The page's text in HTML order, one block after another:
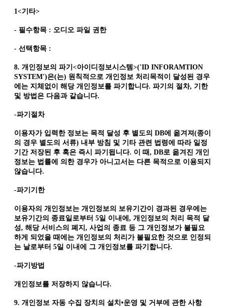
1<기타>
- 필수항목 : 오디오 파일 권한
- 선택항목 :
8. 개인정보의 파기<아이디정보시스템>('ID INFORAMTION
SYSTEM')은(는) 원칙적으로 개인정보 처리목적이 달성된 경우
에는 지체없이 해당 개인정보를 파기합니다. 파기의 절차, 기한
및 방법은 다음과 같습니다.
-파기절차
이용자가 입력한 정보는 목적 달성 후 별도의 DB에 옮겨져(종이
의 경우 별도의 서류) 내부 방침 및 기타 관련 법령에 따라 일정
기간 저장된 후 혹은 즉시 파기됩니다. 이 때, DB로 옮겨진 개인
정보는 법률에 의한 경우가 아니고서는 다른 목적으로 이용되지
않습니다.
-파기기한
이용자의 개인정보는 개인정보의 보유기간이 경과된 경우에는
보유기간의 종료일로부터 5일 이내에, 개인정보의 처리 목적 달
성, 해당 서비스의 폐지, 사업의 종료 등 그 개인정보가 불필요
하게 되었을 때에는 개인정보의 처리가 불필요한 것으로 인정되
는 날로부터 5일 이내에 그 개인정보를 파기합니다.
-파기방법
개인정보를 저장하지 않습니다.
9. 개인정보 자동 수집 장치의 설치•운영 및 거부에 관한 사항